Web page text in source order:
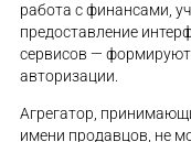
работа с финансами,
предоставление
сервисов —
авторизации.
Агрегатор,
имени продавцов, не